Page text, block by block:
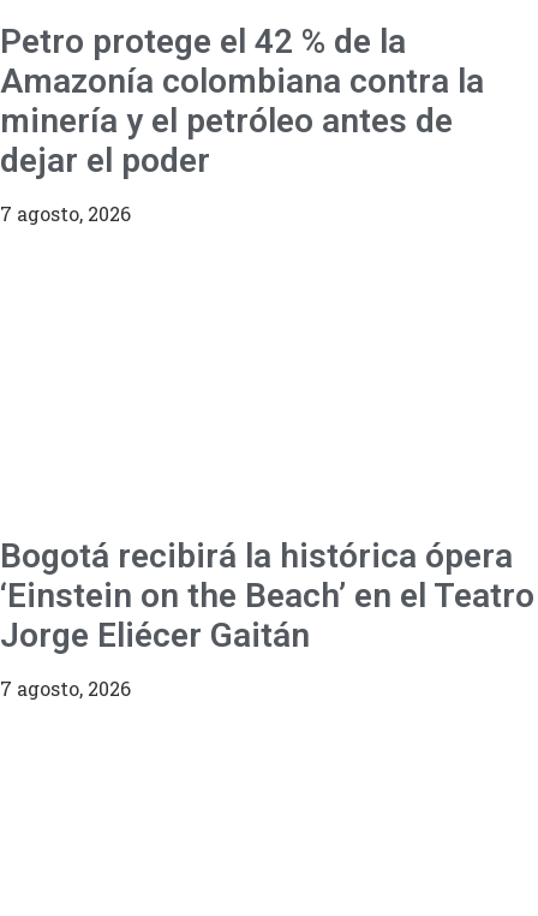
Petro protege el 42 % de la
Amazonía colombiana contra la
minería y el petróleo antes de
dejar el poder
7 agosto, 2026
Bogotá recibirá la histórica ópera
‘Einstein on the Beach’ en el Teatro
Jorge Eliécer Gaitán
7 agosto, 2026